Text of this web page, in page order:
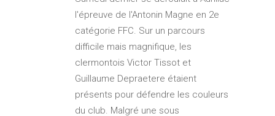
l'épreuve de l'Antonin Magne en 2e
catégorie FFC. Sur un parcours
difficile mais magnifique, les
clermontois Victor Tissot et
Guillaume Depraetere étaient
présents pour défendre les couleurs
du club. Malgré une sous